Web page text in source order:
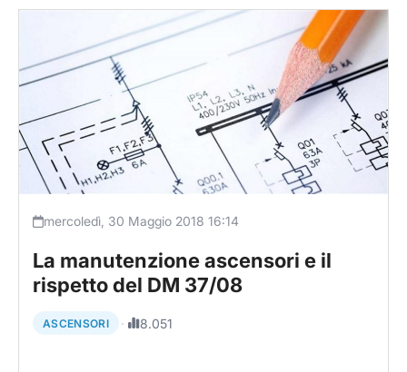
mercoledì, 30 Maggio 2018 16:14
La manutenzione ascensori e il
rispetto del DM 37/08
ASCENSORI · 8.051